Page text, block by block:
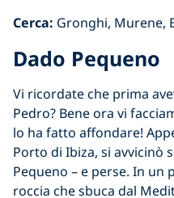
Cerca: Gronghi, Murene,
Dado Pequeno
Vi ricordate che prima
Pedro? Bene ora vi
lo ha fatto affondare!
Porto di Ibiza, si avvicinò
Pequeno – e perse. In
roccia che sbuca dal